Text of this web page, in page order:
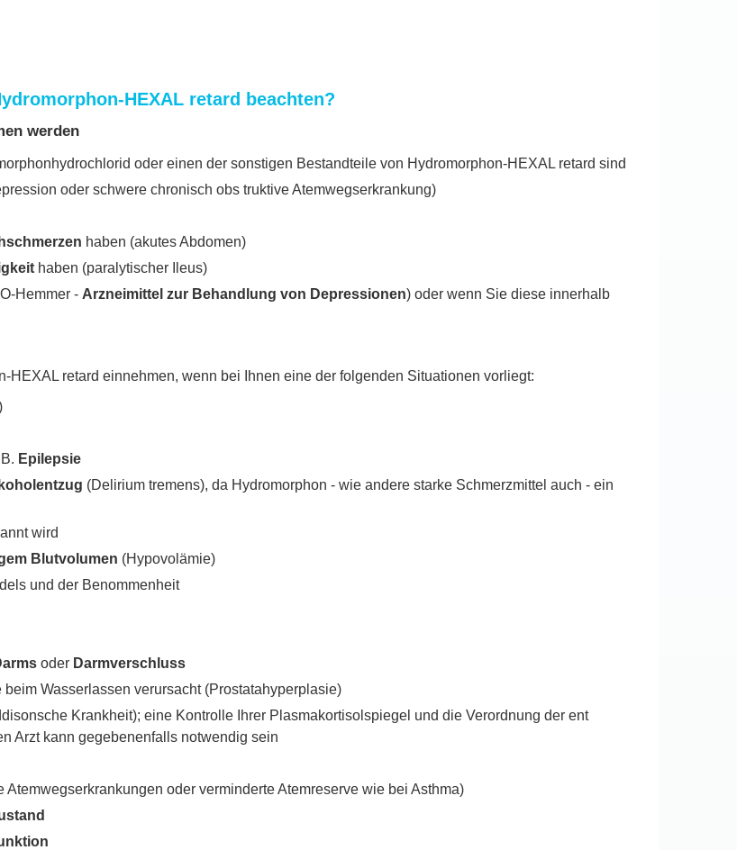
HEXAL retard beachten?
werden
oder einen der sonstigen Bestandteile von Hydromorphon-HEXAL retard sind
oder schwere chronisch obs truktive Atemwegserkrankung)
haben (akutes Abdomen)
haben (paralytischer Ileus)
Hemmer - Arzneimittel zur Behandlung von Depressionen) oder wenn Sie diese innerhalb
HEXAL retard einnehmen, wenn bei Ihnen eine der folgenden Situationen vorliegt:
Epilepsie
(Delirium tremens), da Hydromorphon - wie andere starke Schmerzmittel auch - ein
wird
Blutvolumen (Hypovolämie)
und der Benommenheit
oder Darmverschluss
beim Wasserlassen verursacht (Prostatahyperplasie)
Krankheit); eine Kontrolle Ihrer Plasmakortisolspiegel und die Verordnung der ent
Arzt kann gegebenenfalls notwendig sein
Atemwegserkrankungen oder verminderte Atemreserve wie bei Asthma)